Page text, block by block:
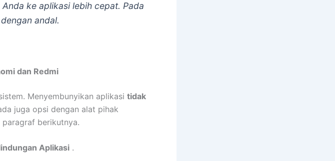
ke aplikasi lebih cepat. Pada
andal.
dan Redmi
Menyembunyikan aplikasi tidak
juga opsi dengan alat pihak
berikutnya.
Aplikasi .